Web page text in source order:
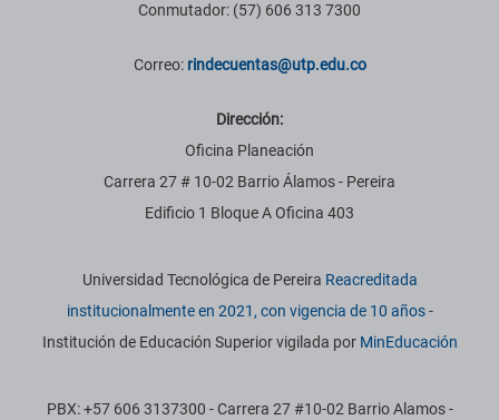
Conmutador: (57) 606 313 7300
Correo: rindecuentas@utp.edu.co
Dirección:
Oficina Planeación
Carrera 27 # 10-02 Barrio Álamos - Pereira
Edificio 1 Bloque A Oficina 403
Información institucional
Universidad Tecnológica de Pereira Reacreditada
institucionalmente en 2021, con vigencia de 10 años-
Institución de Educación Superior vigilada por MinEducación
PBX: +57 606 3137300 - Carrera 27 #10-02 Barrio Alamos -